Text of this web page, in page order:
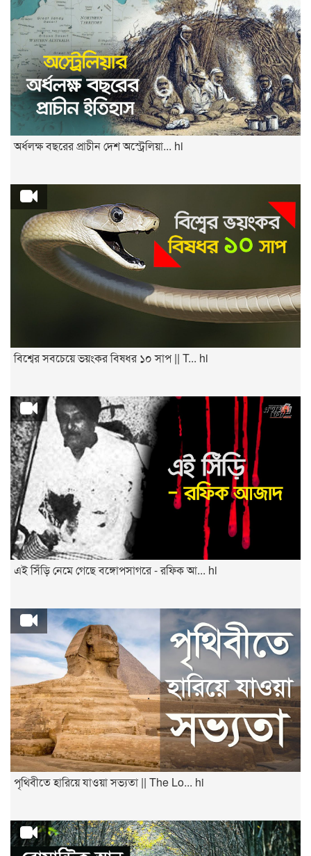
অর্ধলক্ষ বছরের প্রাচীন দেশ অস্ট্রেলিয়া... hi
বিশ্বের সবচেয়ে ভয়ংকর বিষধর ১০ সাপ || T... hi
এই সিঁড়ি নেমে গেছে বঙ্গোপসাগরে - রফিক আ... hi
পৃথিবীতে হারিয়ে যাওয়া সভ্যতা || The Lo... hi